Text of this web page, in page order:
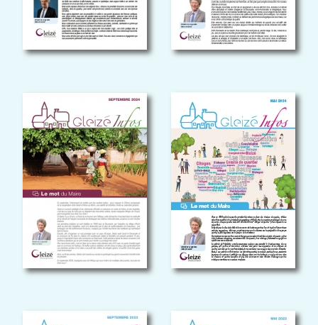
GLEIZÉ INFOS
septembre 2023
GLEIZÉ INFOS
Mai 2023